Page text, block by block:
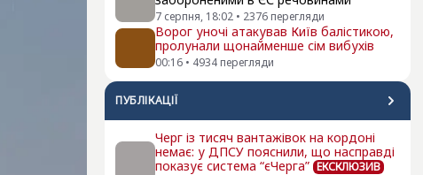
7 серпня, 18:02 • 2376 перегляди
Ворог уночі атакував Київ балістикою,
пролунали щонайменше сім вибухів
00:16 • 4934 перегляди
ПУБЛІКАЦІЇ
Черг із тисяч вантажівок на кордоні
немає: у ДПСУ пояснили, що насправді
показує система “єЧерга” ЕКСКЛЮЗИВ